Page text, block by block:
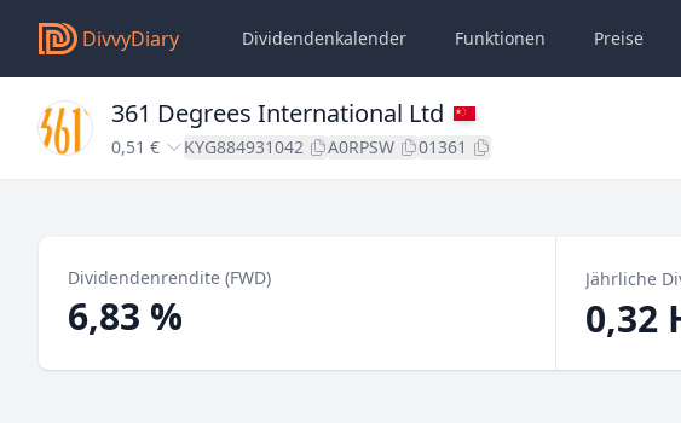
DivvyDiary Dividendenkalender Funktionen Preise
361 Degrees International Ltd
0,51 € KYG884931042 A0RPSW 01361
Dividendenrendite (FWD)
6,83 %
Jährliche
0,32